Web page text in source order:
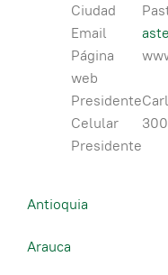
Ciudad
Email
Página
web
Presidente
Celular
Presidente
Antioquia
Arauca